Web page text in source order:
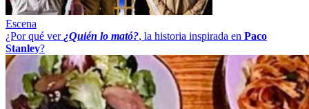
Escena
¿Por qué ver¿Quién lo mató?, la historia inspirada en Paco
Stanley?